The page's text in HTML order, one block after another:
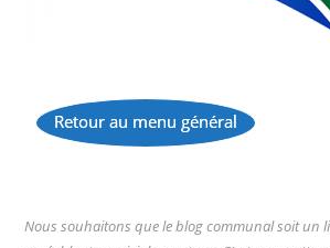
Retour au menu général
...
Nous souhaitons que le blog communal soit un